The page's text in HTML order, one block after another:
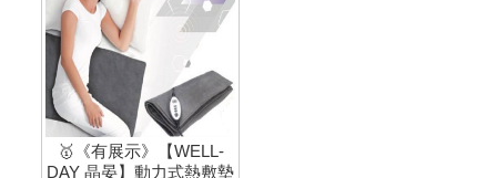
🥇《有展示》【WELL-
DAY 晶晏】動力式熱敷墊